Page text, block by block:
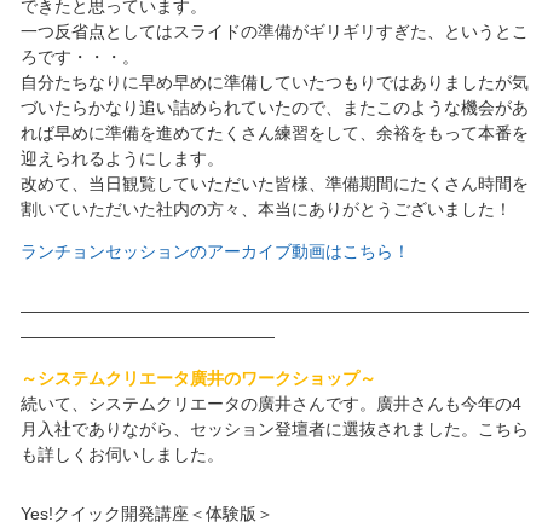
できたと思っています。
一つ反省点としてはスライドの準備がギリギリすぎた、というとこ
ろです・・・。
自分たちなりに早め早めに準備していたつもりではありましたが気
づいたらかなり追い詰められていたので、またこのような機会があ
れば早めに準備を進めてたくさん練習をして、余裕をもって本番を
迎えられるようにします。
改めて、当日観覧していただいた皆様、準備期間にたくさん時間を
割いていただいた社内の方々、本当にありがとうございました！
ランチョンセッションのアーカイブ動画はこちら！
――――――――――――――――――――――――――――――
―――――――――――――――
～システムクリエータ廣井のワークショップ～
続いて、システムクリエータの廣井さんです。廣井さんも今年の4
月入社でありながら、セッション登壇者に選抜されました。こちら
も詳しくお伺いしました。
Yes!クイック開発講座＜体験版＞